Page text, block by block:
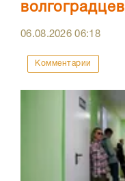
волгоградцев
06.08.202606:18
Комментарии